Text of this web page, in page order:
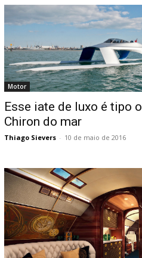
Motor
Esse iate de luxo é tipo
Chiron do mar
Thiago Sievers - 10 de maio de 2016